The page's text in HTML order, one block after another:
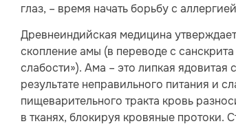
глаз, – время начать борьбу с
Древнеиндийская медицина
скопление амы (в переводе с
слабости»). Ама – это липкая ядовитая
результате неправильного питания и
пищеварительного тракта кровь
в тканях, блокируя кровяные протоки.